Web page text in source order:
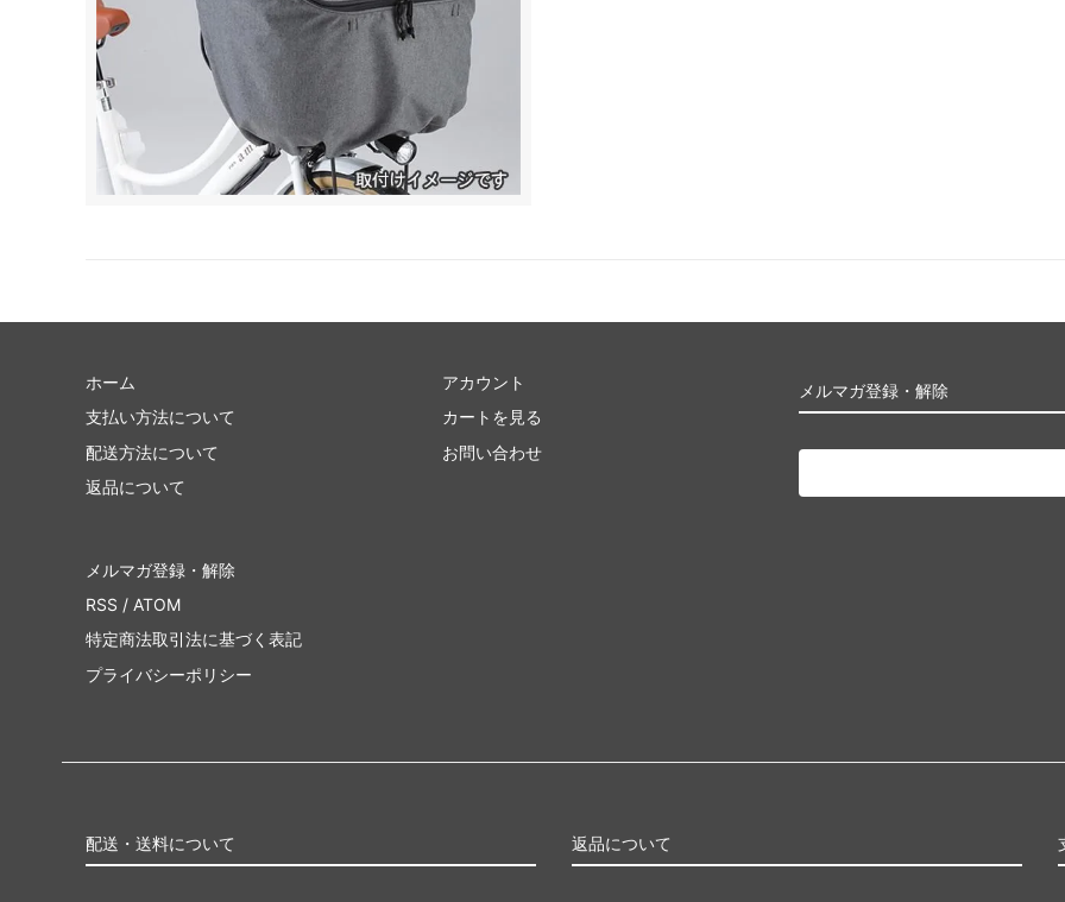
メルマガ登録・解除
ホーム
支払い方法について
配送方法について
返品について
アカウント
カートを見る
お問い合わせ
メルマガ登録・解除
RSS / ATOM
特定商法取引法に基づく表記
プライバシーポリシー
配送・送料について 返品について